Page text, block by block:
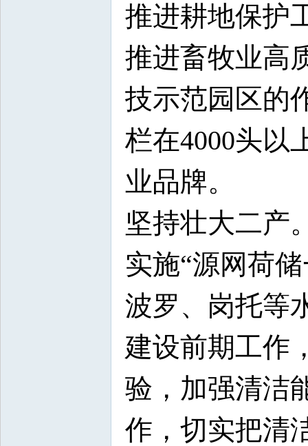
推进耕地保护
推进畜牧业高
技示范园区的
栏在4000头以
业品牌。
坚持壮大二产
实施“源网荷
波罗、岗托等
建设前期工作
验，加强清洁
作，切实把清